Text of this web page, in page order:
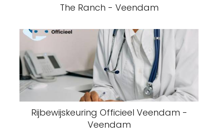
The Ranch - Veendam
Rijbewijskeuring Officieel Veendam -
Veendam